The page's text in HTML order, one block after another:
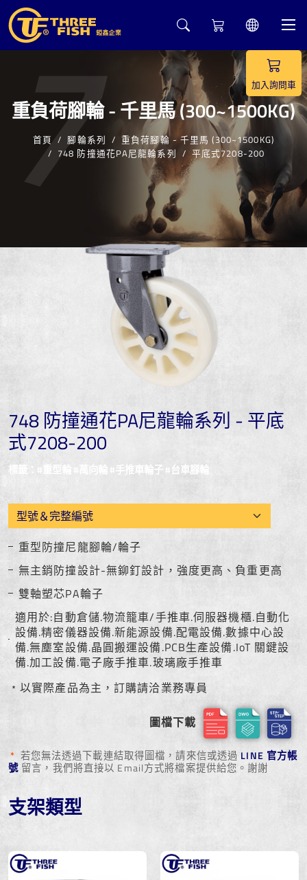
重負荷腳輪 - 千里馬 (300~1500KG)
首頁 腳輪系列
重負荷腳輪 - 千里馬 (300~1500KG)
748 防撞通花PA尼龍輪系列
平底式7208-200
加入詢問車
7
748 防撞通花PA尼龍輪系列 - 平底
式7208-200
標籤：#重型輪 #萬向輪 #手推車輪子 #台車腳輪
重型防撞尼龍腳輪/輪子
無主銷防撞設計-無鉚釘設計，強度更高、負重更高
雙軸塑芯PA輪子
適用於:自動倉儲.物流籠車/手推車.伺服器機櫃.自動化
設備.精密儀器設備.新能源設備.配電設備.數據中心設
備.無塵室設備.晶圓搬運設備.PCB生產設備.IoT 關鍵設
備.加工設備.電子廠手推車.玻璃廠手推車
﹡以實際產品為主，訂購請洽業務專員
圖檔下載
* 若您無法透過下載連結取得圖檔，請來信或透過 LINE 官方帳
號 留言，我們將直接以 Email方式將檔案提供給您。謝謝
支架類型